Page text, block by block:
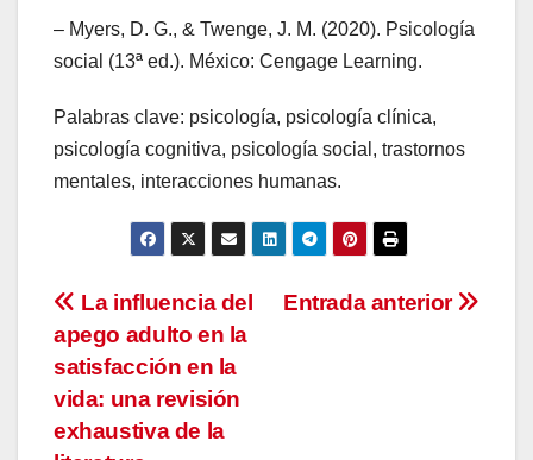
– Myers, D. G., & Twenge, J. M. (2020). Psicología
social (13ª ed.). México: Cengage Learning.
Palabras clave: psicología, psicología clínica,
psicología cognitiva, psicología social, trastornos
mentales, interacciones humanas.
Navegación
de
entradas
Entrada anterior
La influencia del
apego adulto en la
satisfacción en la
vida: una revisión
exhaustiva de la